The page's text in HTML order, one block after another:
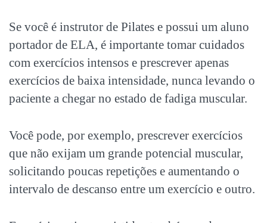
Se você é instrutor de Pilates e possui um aluno
portador de ELA, é importante tomar cuidados
com exercícios intensos e prescrever apenas
exercícios de baixa intensidade, nunca levando o
paciente a chegar no estado de fadiga muscular.
Você pode, por exemplo, prescrever exercícios
que não exijam um grande potencial muscular,
solicitando poucas repetições e aumentando o
intervalo de descanso entre um exercício e outro.